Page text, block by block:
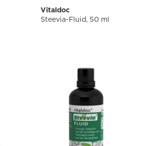
Vitaldoc
Steevia-Fluid, 50 ml